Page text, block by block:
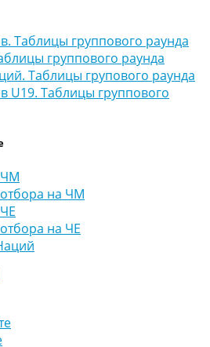
Таблицы группового раунда
группового раунда
Таблицы групового раунда
U19. Таблицы группового
ЧМ
на ЧМ
на ЧЕ